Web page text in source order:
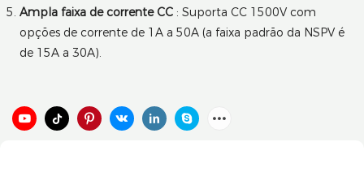
Ampla faixa de corrente CC : Suporta CC 1500V com
opções de corrente de 1A a 50A (a faixa padrão da NSPV é
de 15A a 30A).